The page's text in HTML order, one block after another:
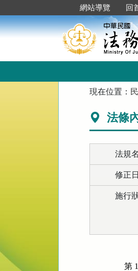
到
主
要
網站導覽 回
現在位置：
法條
法規
修正
施行
第